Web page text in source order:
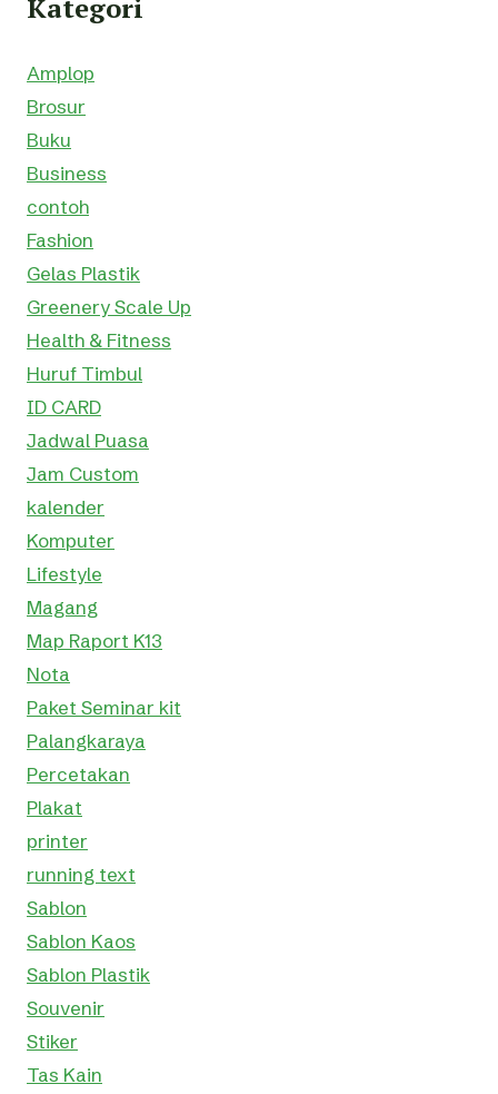
Kategori
Amplop
Brosur
Buku
Business
contoh
Fashion
Gelas Plastik
Greenery Scale Up
Health & Fitness
Huruf Timbul
ID CARD
Jadwal Puasa
Jam Custom
kalender
Komputer
Lifestyle
Magang
Map Raport K13
Nota
Paket Seminar kit
Palangkaraya
Percetakan
Plakat
printer
running text
Sablon
Sablon Kaos
Sablon Plastik
Souvenir
Stiker
Tas Kain